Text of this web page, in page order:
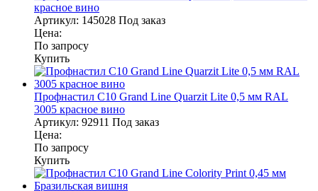
красное вино
Артикул: 145028 Под заказ
Цена:
По запросу
Купить
Профнастил С10 Grand Line Quarzit Lite 0,5 мм RAL
3005 красное вино
Артикул: 92911 Под заказ
Цена:
По запросу
Купить